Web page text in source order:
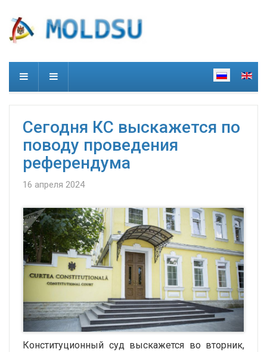
Сегодня КС выскажется по
поводу проведения
референдума
16 апреля 2024
Конституционный суд выскажется во вторник,